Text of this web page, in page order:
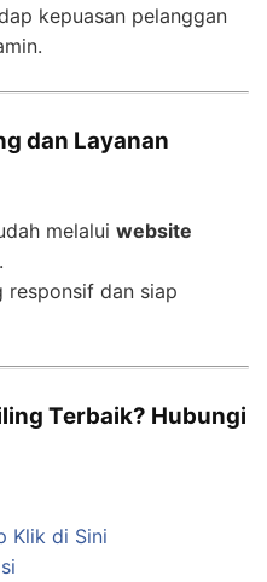
kepuasan pelanggan
dan Layanan
melalui website
.
responsif dan siap
Terbaik? Hubungi
Klik di Sini